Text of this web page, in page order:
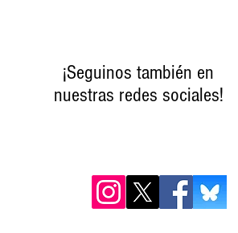
¡Seguinos también en
nuestras redes sociales!